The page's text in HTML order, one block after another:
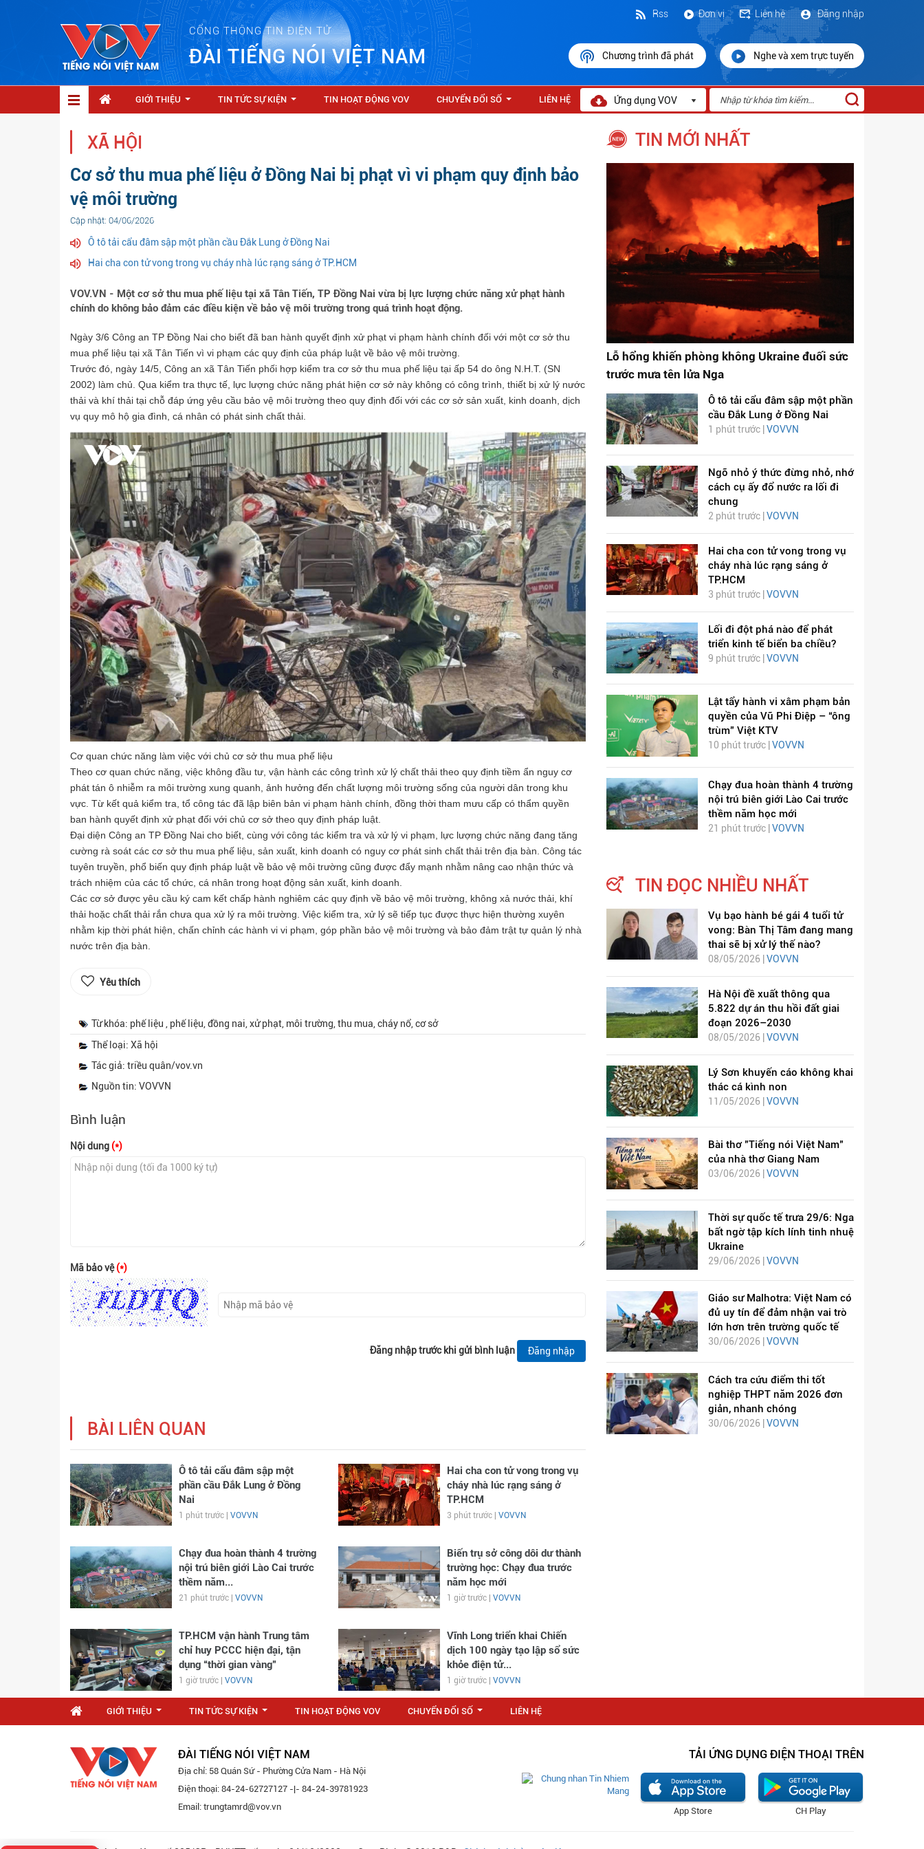
CỔNG THÔNG TIN ĐIỆN TỬ
ĐÀI TIẾNG NÓI VIỆT NAM
Đăng nhập
Liên hệ
Đơn vị
Rss
Chương trình đã phát Nghe và xem trực tuyến
GIỚI THIỆU TIN TỨC SỰ KIỆN TIN HOẠT ĐỘNG VOV CHUYỂN ĐỔI SỐ LIÊN HỆ Ứng dụng VOV
XÃ HỘI
Cơ sở thu mua phế liệu ở Đồng Nai bị phạt vì vi phạm quy định bảo
vệ môi trường
Cập nhật: 04/06/2026
Ô tô tải cẩu đâm sập một phần cầu Đắk Lung ở Đồng Nai
Hai cha con tử vong trong vụ cháy nhà lúc rạng sáng ở TP.HCM
VOV.VN - Một cơ sở thu mua phế liệu tại xã Tân Tiến, TP Đồng Nai vừa bị lực lượng chức năng xử phạt hành
chính do không bảo đảm các điều kiện về bảo vệ môi trường trong quá trình hoạt động.
Ngày 3/6 Công an TP Đồng Nai cho biết đã ban hành quyết định xử phạt vi phạm hành chính đối với một cơ sở thu
mua phế liệu tại xã Tân Tiến vì vi phạm các quy định của pháp luật về bảo vệ môi trường.
Trước đó, ngày 14/5, Công an xã Tân Tiến phối hợp kiểm tra cơ sở thu mua phế liệu tại ấp 54 do ông N.H.T. (SN
2002) làm chủ. Qua kiểm tra thực tế, lực lượng chức năng phát hiện cơ sở này không có công trình, thiết bị xử lý nước
thải và khí thải tại chỗ đáp ứng yêu cầu bảo vệ môi trường theo quy định đối với các cơ sở sản xuất, kinh doanh, dịch
vụ quy mô hộ gia đình, cá nhân có phát sinh chất thải.
Cơ quan chức năng làm việc với chủ cơ sở thu mua phế liệu
Theo cơ quan chức năng, việc không đầu tư, vận hành các công trình xử lý chất thải theo quy định tiềm ẩn nguy cơ
phát tán ô nhiễm ra môi trường xung quanh, ảnh hưởng đến chất lượng môi trường sống của người dân trong khu
vực. Từ kết quả kiểm tra, tổ công tác đã lập biên bản vi phạm hành chính, đồng thời tham mưu cấp có thẩm quyền
ban hành quyết định xử phạt đối với chủ cơ sở theo quy định pháp luật.
Đại diện Công an TP Đồng Nai cho biết, cùng với công tác kiểm tra và xử lý vi phạm, lực lượng chức năng đang tăng
cường rà soát các cơ sở thu mua phế liệu, sản xuất, kinh doanh có nguy cơ phát sinh chất thải trên địa bàn. Công tác
tuyên truyền, phổ biến quy định pháp luật về bảo vệ môi trường cũng được đẩy mạnh nhằm nâng cao nhận thức và
trách nhiệm của các tổ chức, cá nhân trong hoạt động sản xuất, kinh doanh.
Các cơ sở được yêu cầu ký cam kết chấp hành nghiêm các quy định về bảo vệ môi trường, không xả nước thải, khí
thải hoặc chất thải rắn chưa qua xử lý ra môi trường. Việc kiểm tra, xử lý sẽ tiếp tục được thực hiện thường xuyên
nhằm kịp thời phát hiện, chấn chỉnh các hành vi vi phạm, góp phần bảo vệ môi trường và bảo đảm trật tự quản lý nhà
nước trên địa bàn.
Yêu thích
Từ khóa: phế liệu , phế liệu, đồng nai, xử phạt, môi trường, thu mua, cháy nổ, cơ sở
Thể loại: Xã hội
Tác giả: triều quân/vov.vn
Nguồn tin: VOVVN
Bình luận
Nội dung (*)
Mã bảo vệ(*)
Đăng nhập trước khi gửi bình luận Đăng nhập
BÀI LIÊN QUAN
Ô tô tải cẩu đâm sập một
phần cầu Đắk Lung ở Đồng
Nai
1 phút trước | VOVVN
Hai cha con tử vong trong vụ
cháy nhà lúc rạng sáng ở
TP.HCM
3 phút trước | VOVVN
Chạy đua hoàn thành 4 trường
nội trú biên giới Lào Cai trước
thềm năm...
21 phút trước | VOVVN
Biến trụ sở công dôi dư thành
trường học: Chạy đua trước
năm học mới
1 giờ trước | VOVVN
TP.HCM vận hành Trung tâm
chỉ huy PCCC hiện đại, tận
dụng “thời gian vàng”
1 giờ trước | VOVVN
Vĩnh Long triển khai Chiến
dịch 100 ngày tạo lập sổ sức
khỏe điện tử...
1 giờ trước | VOVVN
TIN MỚI NHẤT
Lỗ hổng khiến phòng không Ukraine đuối sức
trước mưa tên lửa Nga
Ô tô tải cẩu đâm sập một phần
cầu Đắk Lung ở Đồng Nai
1 phút trước | VOVVN
Ngõ nhỏ ý thức đừng nhỏ, nhớ
cách cụ ấy đổ nước ra lối đi
chung
2 phút trước | VOVVN
Hai cha con tử vong trong vụ
cháy nhà lúc rạng sáng ở
TP.HCM
3 phút trước | VOVVN
Lối đi đột phá nào để phát
triển kinh tế biển ba chiều?
9 phút trước | VOVVN
Lật tẩy hành vi xâm phạm bản
quyền của Vũ Phi Điệp – “ông
trùm” Việt KTV
10 phút trước | VOVVN
Chạy đua hoàn thành 4 trường
nội trú biên giới Lào Cai trước
thềm năm học mới
21 phút trước | VOVVN
TIN ĐỌC NHIỀU NHẤT
Vụ bạo hành bé gái 4 tuổi tử
vong: Bàn Thị Tâm đang mang
thai sẽ bị xử lý thế nào?
08/05/2026 | VOVVN
Hà Nội đề xuất thông qua
5.822 dự án thu hồi đất giai
đoạn 2026–2030
08/05/2026 | VOVVN
Lý Sơn khuyến cáo không khai
thác cá kình non
11/05/2026 | VOVVN
Bài thơ "Tiếng nói Việt Nam"
của nhà thơ Giang Nam
03/06/2026 | VOVVN
Thời sự quốc tế trưa 29/6: Nga
bất ngờ tập kích lính tinh nhuệ
Ukraine
29/06/2026 |VOVVN
Giáo sư Malhotra: Việt Nam có
đủ uy tín để đảm nhận vai trò
lớn hơn trên trường quốc tế
30/06/2026 | VOVVN
Cách tra cứu điểm thi tốt
nghiệp THPT năm 2026 đơn
giản, nhanh chóng
30/06/2026 | VOVVN
GIỚI THIỆU TIN TỨC SỰ KIỆN TIN HOẠT ĐỘNG VOV CHUYỂN ĐỔI SỐ LIÊN HỆ
ĐÀI TIẾNG NÓI VIỆT NAM
Địa chỉ: 58 Quán Sứ - Phường Cửa Nam - Hà Nội
Điện thoại: 84-24-62727127 -|- 84-24-39781923
Email: trungtamrd@vov.vn
TẢI ỨNG DỤNG ĐIỆN THOẠI TRÊN
CH Play
App Store